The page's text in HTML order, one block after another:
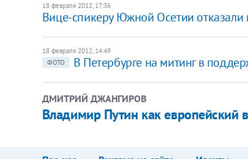
18 февраля 2012, 17:36
Вице-спикеру Южной Осетии отказали
18 февраля 2012, 14:49
ФОТО
В Петербурге на митинг в
ДМИТРИЙ ДЖАНГИРОВ
Владимир Путин как европейский